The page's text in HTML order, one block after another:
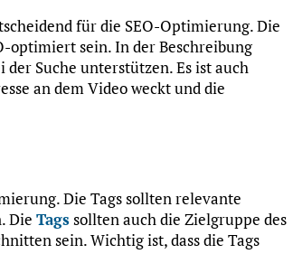
für die SEO-Optimierung. Die
optimiert sein. In der Beschreibung
Suche unterstützen. Es ist auch
an dem Video weckt und die
Die Tags sollten relevante
Die Tagssollten auch die Zielgruppe des
sein. Wichtig ist, dass die Tags